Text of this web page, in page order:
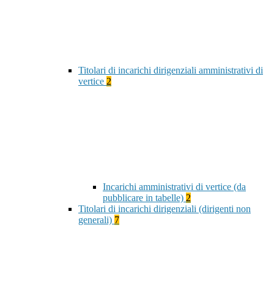
Titolari di incarichi dirigenziali amministrativi di
vertice 2
Incarichi amministrativi di vertice (da
pubblicare in tabelle) 2
Titolari di incarichi dirigenziali (dirigenti non
generali) 7